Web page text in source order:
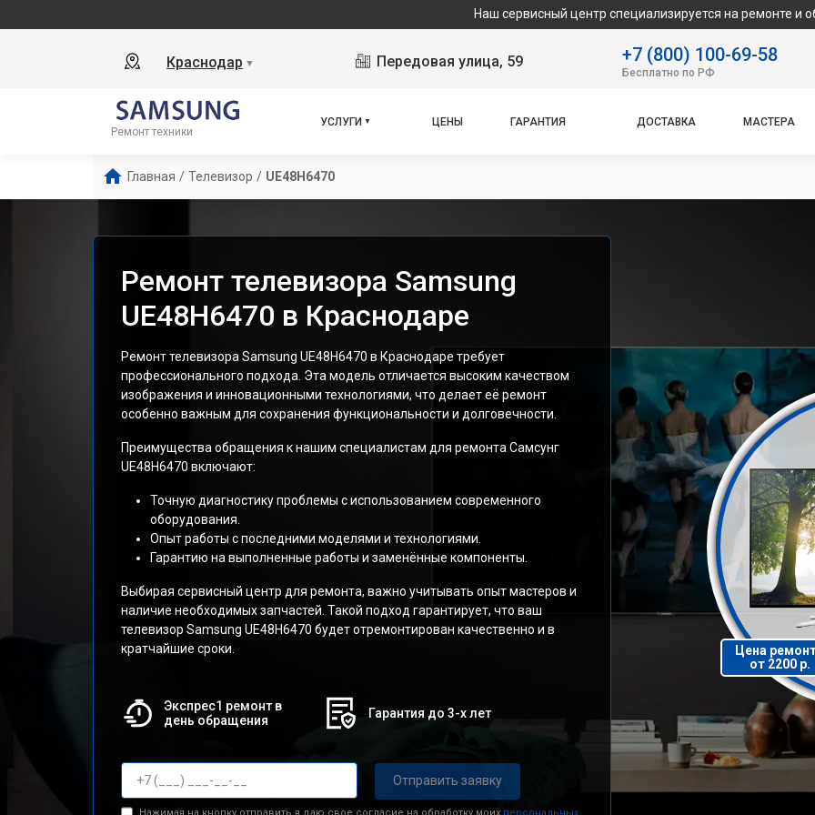
Наш сервисный центр специализируется на ремонте и
Краснодар ▼ Передовая улица, 59 +7 (800) 100-69-58
Бесплатно по РФ
Ремонт техники
УСЛУГИ ЦЕНЫ ГАРАНТИЯ ДОСТАВКА МАСТЕРА
Главная / Телевизор / UE48H6470
Ремонт телевизора Samsung
UE48H6470 в Краснодаре
Ремонт телевизора Samsung UE48H6470 в Краснодаре требует
профессионального подхода. Эта модель отличается высоким качеством
изображения и инновационными технологиями, что делает её ремонт
особенно важным для сохранения функциональности и долговечности.
Преимущества обращения к нашим специалистам для ремонта Самсунг
UE48H6470 включают:
Точную диагностику проблемы с использованием современного
оборудования.
Опыт работы с последними моделями и технологиями.
Гарантию на выполненные работы и заменённые компоненты.
Выбирая сервисный центр для ремонта, важно учитывать опыт мастеров и
наличие необходимых запчастей. Такой подход гарантирует, что ваш
телевизор Samsung UE48H6470 будет отремонтирован качественно и в
кратчайшие сроки.
Экспрес1 ремонт в
день обращения
Гарантия до 3-х лет
Отправить заявку
Нажимая на кнопку отправить я даю свое согласие на обработку моих персональных
Цена
от 2200 р.